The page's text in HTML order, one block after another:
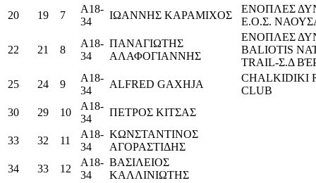
20 19 7
Α18-
34
ΙΩΑΝΝΗΣ ΚΑΡΑΜΙΧΟΣ
ΕΝΟΠΛΕΣ
Ε.Ο.Σ.
22 21 8
Α18-
34
ΠΑΝΑΓΙΩΤΗΣ
ΑΛΑΦΟΓΙΑΝΝΗΣ
ΕΝΟΠΛΕΣ
BALIOTIS
TRAIL-Σ.Δ
25
24 9
Α18-
34
ALFRED GAXHJA
CHALKIDIKI
CLUB
30
29 10
Α18-
34
ΠΕΤΡΟΣ ΚΙΤΣΑΣ
33 32 11
Α18-
34
ΚΩΝΣΤΑΝΤΙΝΟΣ
ΑΓΟΡΑΣΤΙΔΗΣ
34
33 12
Α18-
34
ΒΑΣΙΛΕΙΟΣ
ΚΑΛΛΙΝΙΩΤΗΣ